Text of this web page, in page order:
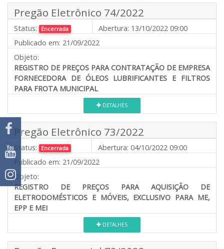
Pregão Eletrônico 74/2022
Status: Encerrada Abertura: 13/10/2022 09:00
Publicado em: 21/09/2022
Objeto:
REGISTRO DE PREÇOS PARA CONTRATAÇÃO DE EMPRESA
FORNECEDORA DE ÓLEOS LUBRIFICANTES E FILTROS
PARA FROTA MUNICIPAL
DETALHES
Pregão Eletrônico 73/2022
Status: Encerrada Abertura: 04/10/2022 09:00
Publicado em: 21/09/2022
Objeto:
REGISTRO DE PREÇOS PARA AQUISIÇÃO DE
ELETRODOMÉSTICOS E MÓVEIS, EXCLUSIVO PARA ME,
EPP E MEI
DETALHES